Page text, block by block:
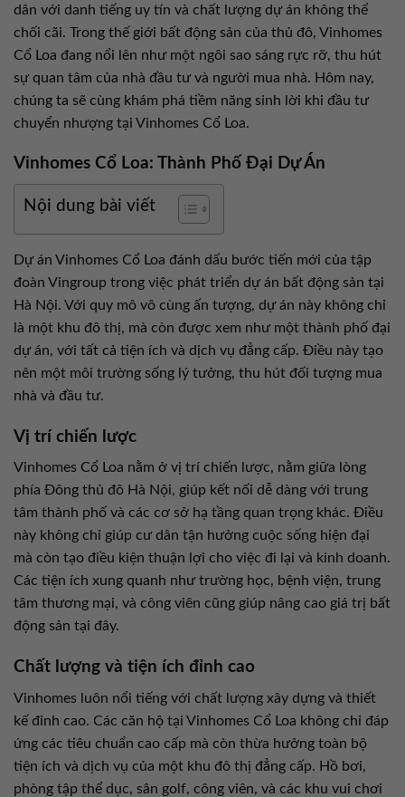
dân với danh tiếng uy tín và chất lượng dự án không thể
chối cãi. Trong thế giới bất động sản của thủ đô, Vinhomes
Cổ Loa đang nổi lên như một ngôi sao sáng rực rỡ, thu hút
sự quan tâm của nhà đầu tư và người mua nhà. Hôm nay,
chúng ta sẽ cùng khám phá tiềm năng sinh lời khi đầu tư
chuyển nhượng tại Vinhomes Cổ Loa.
Vinhomes Cổ Loa: Thành Phố Đại Dự Án
Nội dung bài viết
Dự án Vinhomes Cổ Loa đánh dấu bước tiến mới của tập
đoàn Vingroup trong việc phát triển dự án bất động sản tại
Hà Nội. Với quy mô vô cùng ấn tượng, dự án này không chỉ
là một khu đô thị, mà còn được xem như một thành phố đại
dự án, với tất cả tiện ích và dịch vụ đẳng cấp. Điều này tạo
nên một môi trường sống lý tưởng, thu hút đối tượng mua
nhà và đầu tư.
Vị trí chiến lược
Vinhomes Cổ Loa nằm ở vị trí chiến lược, nằm giữa lòng
phía Đông thủ đô Hà Nội, giúp kết nối dễ dàng với trung
tâm thành phố và các cơ sở hạ tầng quan trọng khác. Điều
này không chỉ giúp cư dân tận hưởng cuộc sống hiện đại
mà còn tạo điều kiện thuận lợi cho việc đi lại và kinh doanh.
Các tiện ích xung quanh như trường học, bệnh viện, trung
tâm thương mại, và công viên cũng giúp nâng cao giá trị bất
động sản tại đây.
Chất lượng và tiện ích đỉnh cao
Vinhomes luôn nổi tiếng với chất lượng xây dựng và thiết
kế đỉnh cao. Các căn hộ tại Vinhomes Cổ Loa không chỉ đáp
ứng các tiêu chuẩn cao cấp mà còn thừa hưởng toàn bộ
tiện ích và dịch vụ của một khu đô thị đẳng cấp. Hồ bơi,
phòng tập thể dục, sân golf, công viên, và các khu vui chơi